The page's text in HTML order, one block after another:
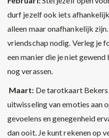
durf jezelf ook iets
alleen maar onafhankelijk
vriendschap nodig. Verleg je
een manier die je niet
nog verassen.
Maart: De tarotkaart
uitwisseling van emoties aan
gevoelens en genegenheid
dan ooit. Je kunt rekenen op